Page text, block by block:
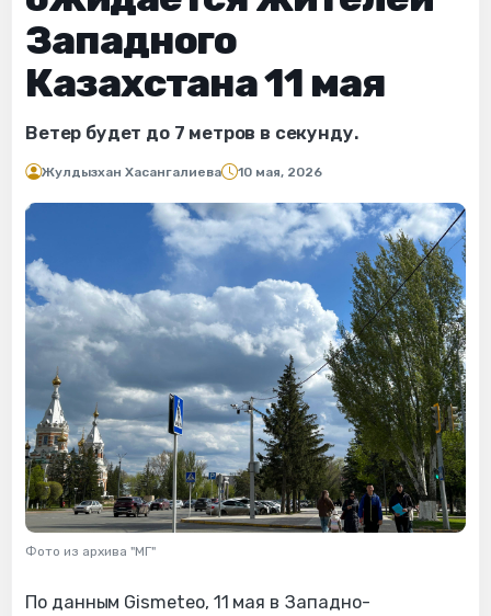
Западного
Казахстана 11 мая
Ветер будет до 7 метров в секунду.
Жулдызхан Хасангалиева 10 мая, 2026
Фото из архива "МГ"
По данным Gismeteo, 11 мая в Западно-